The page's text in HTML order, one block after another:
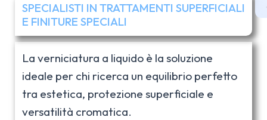
SPECIALISTI IN TRATTAMENTI SUPERFICIALI
E FINITURE SPECIALI
La verniciatura a liquido è la soluzione
ideale per chi ricerca un equilibrio perfetto
tra estetica, protezione superficiale e
versatilità cromatica.